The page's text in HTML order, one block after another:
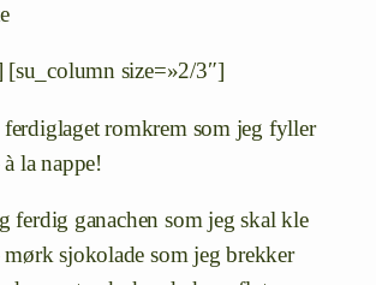
[su_column size=»2/3″]
romkrem som jeg fyller
la nappe!
ferdig ganachen som jeg skal kle
sjokolade som jeg brekker